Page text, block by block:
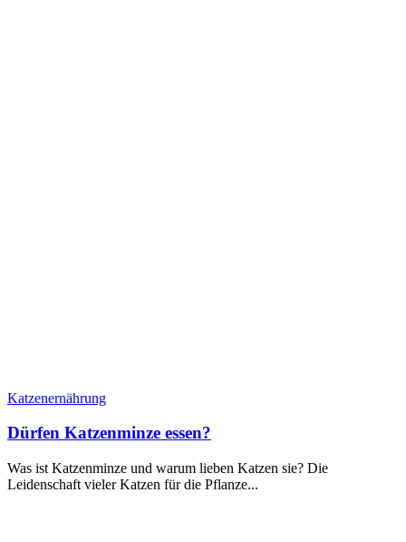
Katzenernährung
Dürfen Katzenminze essen?
Was ist Katzenminze und warum lieben Katzen sie? Die
Leidenschaft vieler Katzen für die Pflanze...